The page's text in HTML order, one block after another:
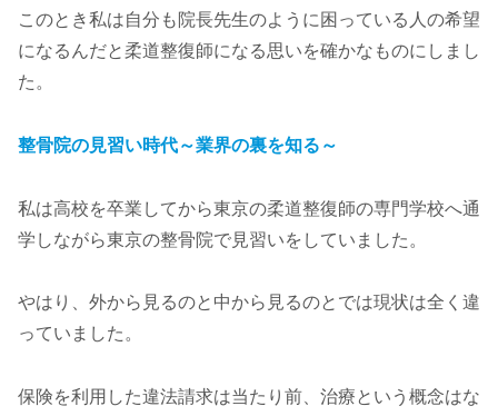
このとき私は自分も院長先生のように困っている人の希望
になるんだと柔道整復師になる思いを確かなものにしまし
た。
整骨院の見習い時代～業界の裏を知る～
私は高校を卒業してから東京の柔道整復師の専門学校へ通
学しながら東京の整骨院で見習いをしていました。
やはり、外から見るのと中から見るのとでは現状は全く違
っていました。
保険を利用した違法請求は当たり前、治療という概念はな